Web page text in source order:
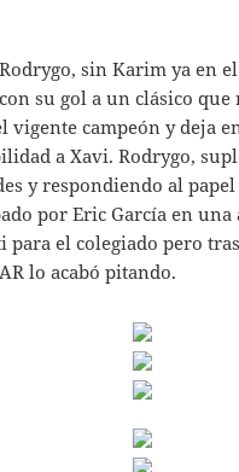
sin Karim ya en
su gol a un clásico que
vigente campeón y deja
a Xavi. Rodrygo,
y respondiendo al
por Eric García en una
para el colegiado pero
lo acabó pitando.